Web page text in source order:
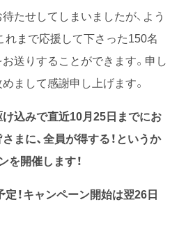
たせしてしまいましたが、よう
まで応援して下さった150名
送りすることができます。申し
まして感謝申し上げます。
込みで直近10月25日までにお
まに、全員が得する！というか
を開催します！
！キャンペーン開始は翌26日